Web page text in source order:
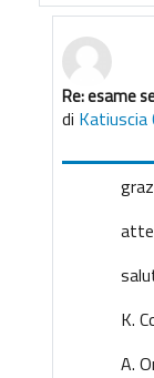
In riposta a
Re: esame
di Katiuscia
K.
A.